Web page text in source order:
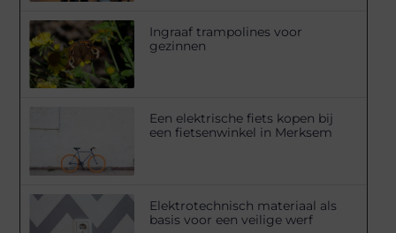
Ingraaf trampolines voor
gezinnen
Een elektrische fiets kopen bij
een fietsenwinkel in Merksem
Elektrotechnisch materiaal als
basis voor een veilige werf